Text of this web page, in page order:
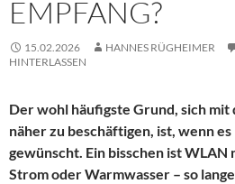
EMPFANG?
15.02.2026 HANNES RÜGHEIMER
HINTERLASSEN
Der wohl häufigste Grund, sich mit
näher zu beschäftigen, ist, wenn
gewünscht. Ein bisschen ist
Strom oder Warmwasser – so